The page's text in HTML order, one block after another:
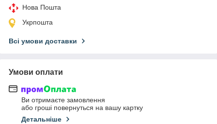
Нова Пошта
Укрпошта
Всі умови доставки
Умови оплати
Ви отримаєте замовлення
або гроші повернуться на вашу картку
Детальніше